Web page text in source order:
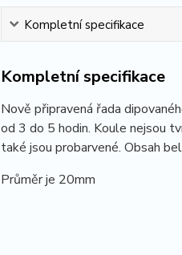
Kompletní specifikace
Kompletní specifikace
Nově připravená řada
od 3 do 5 hodin. Koule nejsou
také jsou probarvené. Obsah
Průměr je 20mm